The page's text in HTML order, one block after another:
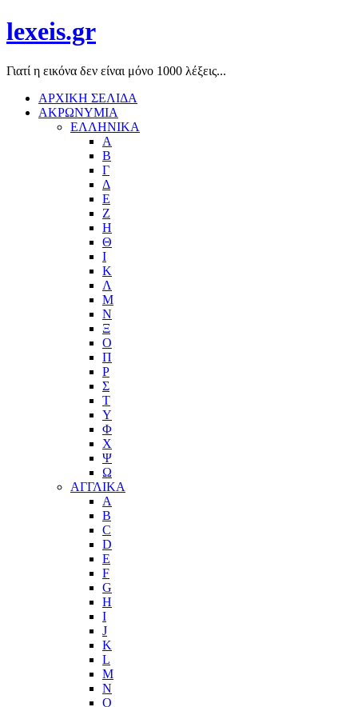
lexeis.gr
Γιατί η εικόνα δεν είναι μόνο 1000 λέξεις...
ΑΡΧΙΚΗ ΣΕΛΙΔΑ
ΑΚΡΩΝΥΜΙΑ
ΕΛΛΗΝΙΚΑ
Α
Β
Γ
Δ
Ε
Ζ
Η
Θ
Ι
Κ
Λ
Μ
Ν
Ξ
Ο
Π
Ρ
Σ
Τ
Υ
Φ
Χ
Ψ
Ω
ΑΓΓΛΙΚΑ
A
B
C
D
E
F
G
H
I
J
K
L
M
N
O